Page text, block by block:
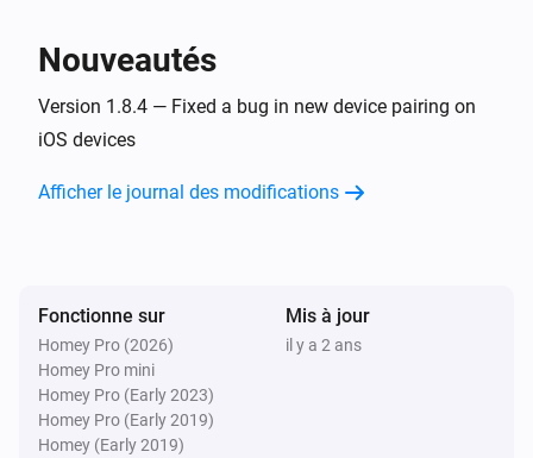
Strava User
activity feed to
Visibility
Activity Activity ID update commute
Activity update description
Description
Strava User
Activity Activity ID
Nouveautés
Version 1.8.4 — Fixed a bug in new device pairing on
iOS devices
Afficher le journal des modifications
Fonctionne sur
Homey Pro (2026)
Homey Pro mini
Homey Pro (Early 2023)
Homey Pro (Early 2019)
Homey (Early 2019)
Mis à jour
il y a 2 ans